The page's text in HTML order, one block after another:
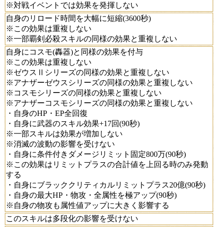
※対戦イベントでは効果を発揮しない
自身のリロード時間を大幅に短縮(3600秒)
※この効果は重複しない
※一部覇剣必殺スキルの同様の効果と重複しない
自身にコスモ(轟器)と同様の効果を付与
※この効果は重複しない
※ゼウスⅡシリーズの同様の効果と重複しない
※アナザーゼウスシリーズの同様の効果と重複しない
※コスモシリーズの同様の効果と重複しない
※アナザーコスモシリーズの同様の効果と重複しない
・自身のHP・EP全回復
・自身に武器のスキル効果+17回(90秒)
※一部スキルは効果が増加しない
※消滅の波動の影響を受けない
・自身に条件付きダメージリミット固定800万(90秒)
※この効果はリミットプラスの合計値を上回る時のみ発動
する
・自身にブラッククリティカルリミットプラス20億(90秒)
・自身の最大HP・物攻・全属性を極アップ(90秒)
※自身の物攻も属性値アップに大きく影響する
このスキルは多段化の影響を受けない